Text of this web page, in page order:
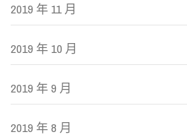
2019 年 11 月
2019 年 10 月
2019 年 9 月
2019 年 8 月